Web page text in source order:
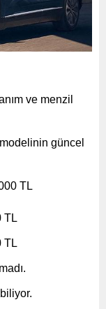
ve menzil
güncel
TL
TL
TL